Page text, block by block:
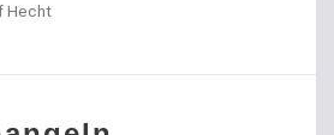
Hecht